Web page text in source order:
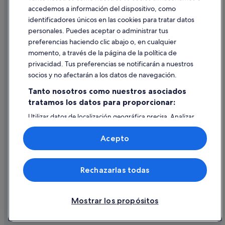
Ayuda
Cancelar un vuelo
Cancelar una reserva de hotel o de un alquiler vacacional
Plazos de reembolso
Utilizar un cupón de Expedia
Documentos para viajes internacionales
© 2026 Expedia, Inc., una empresa de Expedia Group. Todos los
derechos reservados. Expedia y el logotipo de Expedia son marcas
comerciales o marcas comerciales registradas de Expedia, Inc.
accedemos a información del dispositivo, como
identificadores únicos en las cookies para tratar datos
personales. Puedes aceptar o administrar tus
preferencias haciendo clic abajo o, en cualquier
momento, a través de la página de la política de
privacidad. Tus preferencias se notificarán a nuestros
socios y no afectarán a los datos de navegación.
Tanto nosotros como nuestros asociados
tratamos los datos para proporcionar:
Utilizar datos de localización geográfica precisa. Analizar
activamente las características del dispositivo para su
identificación. Almacenar la información en un dispositivo
y/o acceder a ella. Publicidad y contenido personalizados,
medición de publicidad y contenido, investigación de
audiencia y desarrollo de servicios.
Lista de asociados (proveedores)
Mostrar los propósitos
Rechazarlas todas
Acepto